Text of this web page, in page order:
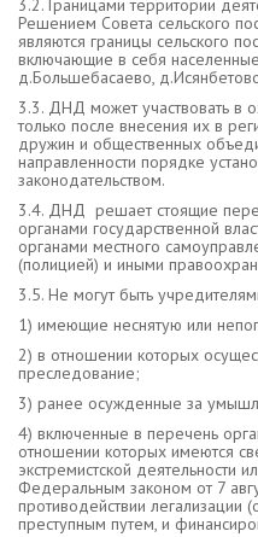
3.2. Границами территории
Решением Совета сельского
являются границы сельского
включающие в себя
д.Большебасаево,
3.3. ДНД может участвовать в
только после внесения их в
дружин и общественных
направленности порядке
законодательством.
3.4. ДНД решает стоящие
органами государственной
органами местного
(полицией) и иными
3.5. Не могут быть
1) имеющие неснятую или
2) в отношении которых
преследование;
3) ранее осужденные за
4) включенные в перечень
отношении которых имеются
экстремистской деятельности
Федеральным законом от 7
противодействии
преступным путем, и